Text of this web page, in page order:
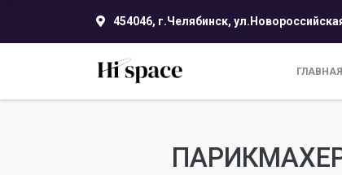
454046, г.Челябинск,
ГЛАВНАЯ